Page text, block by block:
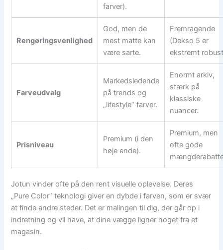
farver).
Rengøringsvenlighed
God, men de
mest matte kan
være sarte.
Fremragende
(Dekso 5 er
ekstremt
Farveudvalg
Markedsledende
på trends og
„lifestyle” farver.
Enormt arkiv,
stærk på
klassiske
nuancer.
Prisniveau
Premium (i den
høje ende).
Premium, men
ofte gode
Jotun vinder ofte på den rent visuelle oplevelse. Deres
„Pure Color” teknologi giver en dybde i farven, som er svær
at finde andre steder. Det er malingen til dig, der går op i
indretning og vil have, at dine vægge ligner noget fra et
magasin.